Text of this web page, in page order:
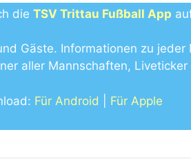
die TSV Trittau Fußball App
Gäste. Informationen zu
aller Mannschaften,
Für Android Für Apple